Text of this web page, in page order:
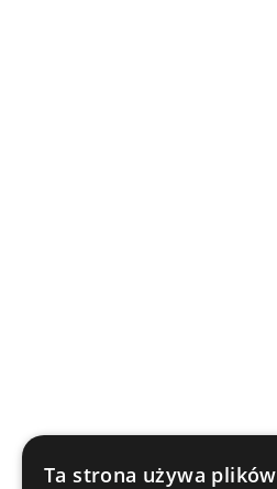
Ta strona używa plików